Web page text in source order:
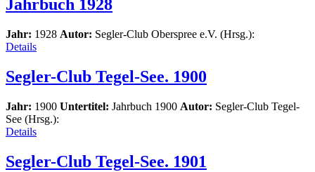
Jahrbuch 1928
Jahr: 1928 Autor: Segler-Club Oberspree e.V. (Hrsg.):
Details
Segler-Club Tegel-See. 1900
Jahr: 1900 Untertitel: Jahrbuch 1900 Autor: Segler-Club Tegel-
See (Hrsg.):
Details
Segler-Club Tegel-See. 1901